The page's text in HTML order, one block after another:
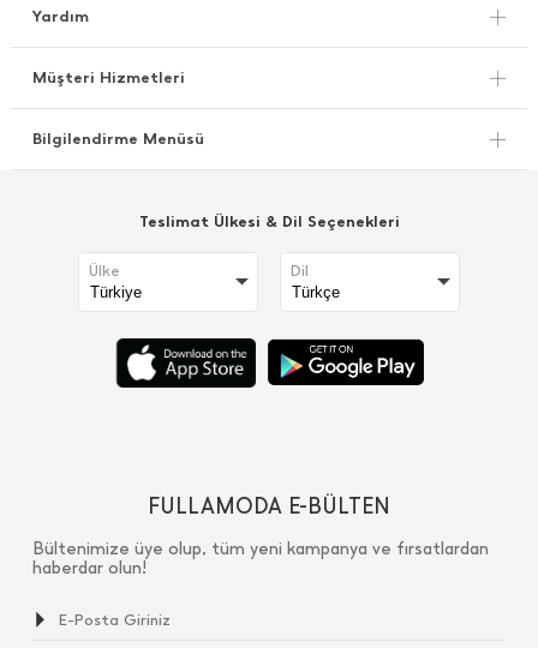
Yardım
Müşteri Hizmetleri
Bilgilendirme Menüsü
Teslimat Ülkesi & Dil Seçenekleri
Ülke Dil
FULLAMODA E-BÜLTEN
Bültenimize üye olup, tüm yeni kampanya ve fırsatlardan
haberdar olun!